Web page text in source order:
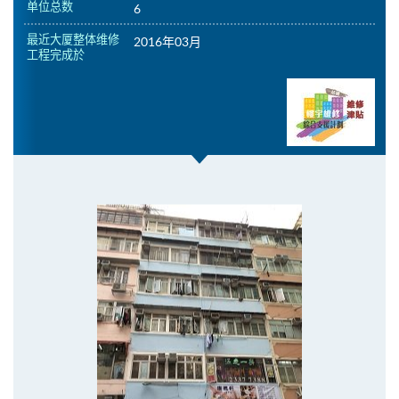
单位总数 6
最近大厦整体维修
工程完成於
2016年03月